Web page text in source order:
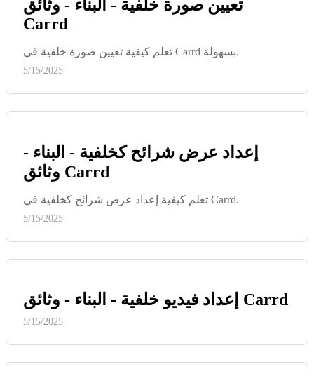
تعيين صورة خلفية - البناء - وثائق
Carrd
تعلم كيفية تعيين صورة خلفية في Carrd بسهولة.
5/15/2025
إعداد عرض شرائح كخلفية - البناء -
وثائق Carrd
تعلم كيفية إعداد عرض شرائح كخلفية في Carrd.
5/15/2025
إعداد فيديو خلفية - البناء - وثائق Carrd
5/15/2025